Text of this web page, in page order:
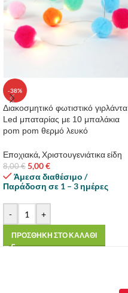
-38%
Διακοσμητικό φωτιστικό γιρλάντα
Led μπαταρίας με 10 μπαλάκια
pom pom θερμό λευκό
Εποχιακά,Χριστουγενιάτικα είδη
8,00€ 5,00€
Άμεσα διαθέσιμο /
Παράδοση σε 1 – 3 ημέρες
- +
ΠΡΟΣΘΗΚΗ ΣΤΟ ΚΑΛΑΘΙ